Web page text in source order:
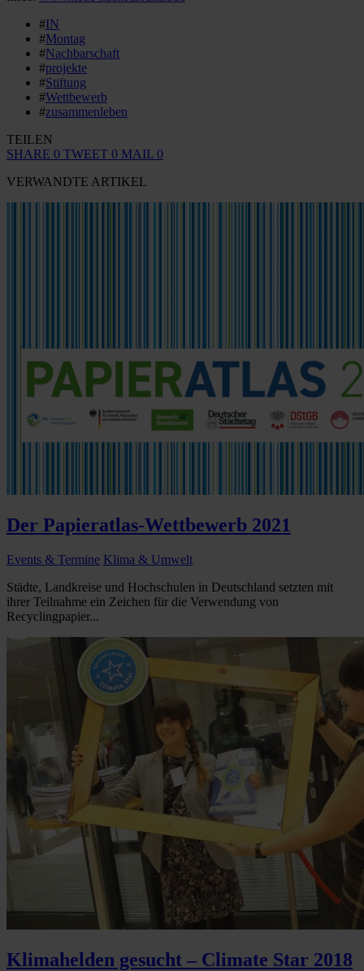
#IN
#Montag
#Nachbarschaft
#projekte
#Stiftung
#Wettbewerb
#zusammenleben
TEILEN
SHARE 0 TWEET 0 MAIL 0
VERWANDTE ARTIKEL
Der Papieratlas-Wettbewerb 2021
Events & Termine Klima & Umwelt
Städte, Landkreise und Hochschulen in Deutschland setzten mit
ihrer Teilnahme ein Zeichen für die Verwendung von
Recyclingpapier...
Klimahelden gesucht – Climate Star 2018